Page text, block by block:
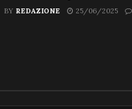
BY REDAZIONE 25/06/2025